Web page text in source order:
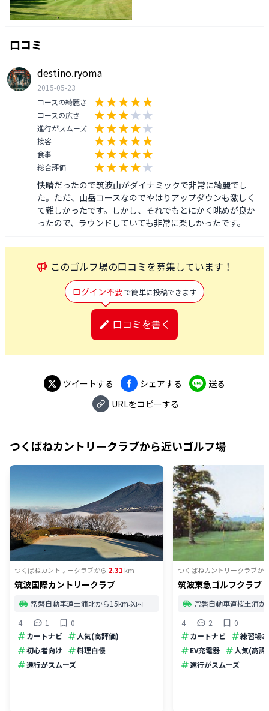
口コミ
destino.ryoma
2015-05-23
コースの綺麗さ
コースの広さ
進行がスムーズ
接客
食事
総合評価
快晴だったので筑波山がダイナミックで非常に綺麗でし
た。ただ、山岳コースなのでやはりアップダウンも激しく
て難しかったです。しかし、それでもとにかく眺めが良か
ったので、ラウンドしていても非常に楽しかったです。
このゴルフ場の口コミを募集しています！
ログイン不要で簡単に投稿できます
口コミを書く
ツイートする シェアする
送る
URLをコピーする
つくばねカントリークラブから近いゴルフ場
つくばねカントリークラブから 2.31 km
筑波国際カントリークラブ
常磐自動車道土浦北から15km以内
4
1
0
カートナビ
人気(高評価)
初心者向け
料理自慢
進行がスムーズ
つくばねカントリークラブか
筑波東急ゴルフクラブ
常磐自動車道桜土浦
4
2
0
カートナビ
練習場
EV充電器
人気(高評
進行がスムーズ